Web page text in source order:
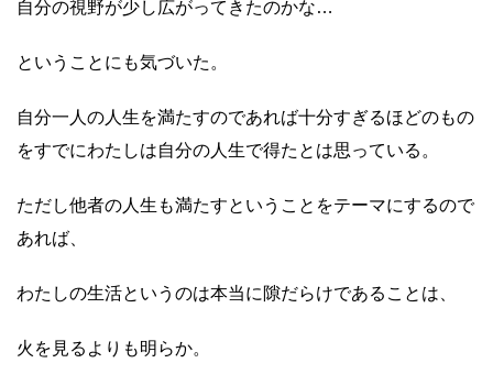
自分の視野が少し広がってきたのかな…
ということにも気づいた。
自分一人の人生を満たすのであれば十分すぎるほどのもの
をすでにわたしは自分の人生で得たとは思っている。
ただし他者の人生も満たすということをテーマにするので
あれば、
わたしの生活というのは本当に隙だらけであることは、
火を見るよりも明らか。